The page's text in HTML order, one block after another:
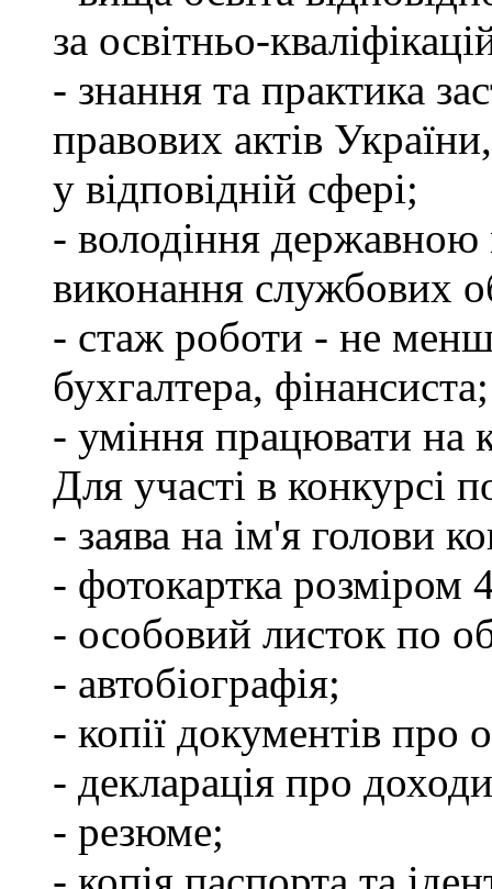
за освітньо-
- знання та практика
правових актів
у відповідній сфері;
- володіння державною
виконання службових
- стаж роботи - не
бухгалтера, фінансиста;
- уміння працювати на
Для участі в конкурсі
- заява на ім'я голови
- фотокартка розміром
- особовий листок по
- автобіографія;
- копії документів про
- декларація про
- резюме;